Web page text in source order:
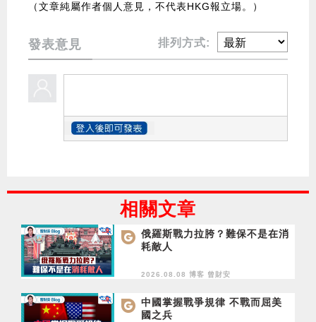
（文章純屬作者個人意見，不代表HKG報立場。）
發表意見 排列方式:
相關文章
俄羅斯戰力拉胯？難保不是在消
耗敵人
2026.08.08 博客 曾財安
中國掌握戰爭規律 不戰而屈美
國之兵